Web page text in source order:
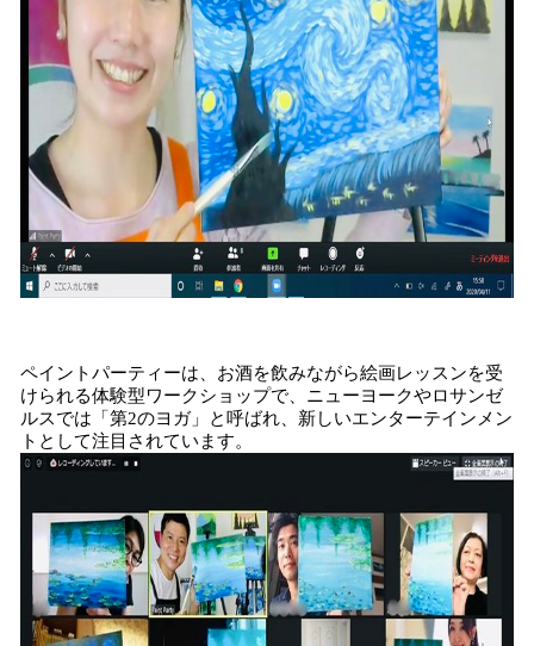
ペイントパーティーは、お酒を飲みながら絵画レッスンを受
けられる体験型ワークショップで、ニューヨークやロサンゼ
ルスでは「第2のヨガ」と呼ばれ、新しいエンターテインメン
トとして注目されています。